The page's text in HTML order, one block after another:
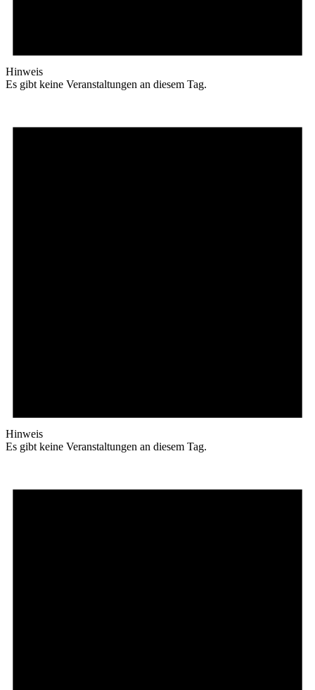
Hinweis
Es gibt keine Veranstaltungen an diesem Tag.
Hinweis
Es gibt keine Veranstaltungen an diesem Tag.